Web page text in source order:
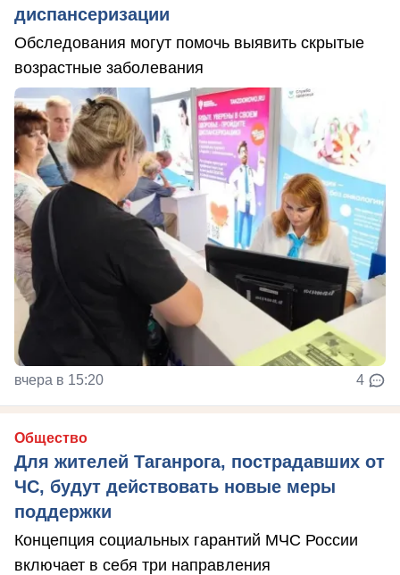
диспансеризации
Обследования могут помочь выявить скрытые
возрастные заболевания
вчера в 15:20 4
Общество
Для жителей Таганрога, пострадавших от
ЧС, будут действовать новые меры
поддержки
Концепция социальных гарантий МЧС России
включает в себя три направления